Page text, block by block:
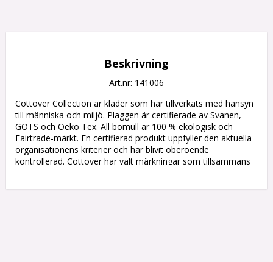
Beskrivning
Art.nr: 141006
Cottover Collection är kläder som har tillverkats med hänsyn
till människa och miljö. Plaggen är certifierade av Svanen,
GOTS och Oeko Tex. All bomull är 100 % ekologisk och
Fairtrade-märkt. En certifierad produkt uppfyller den aktuella
organisationens kriterier och har blivit oberoende
kontrollerad. Cottover har valt märkningar som tillsammans